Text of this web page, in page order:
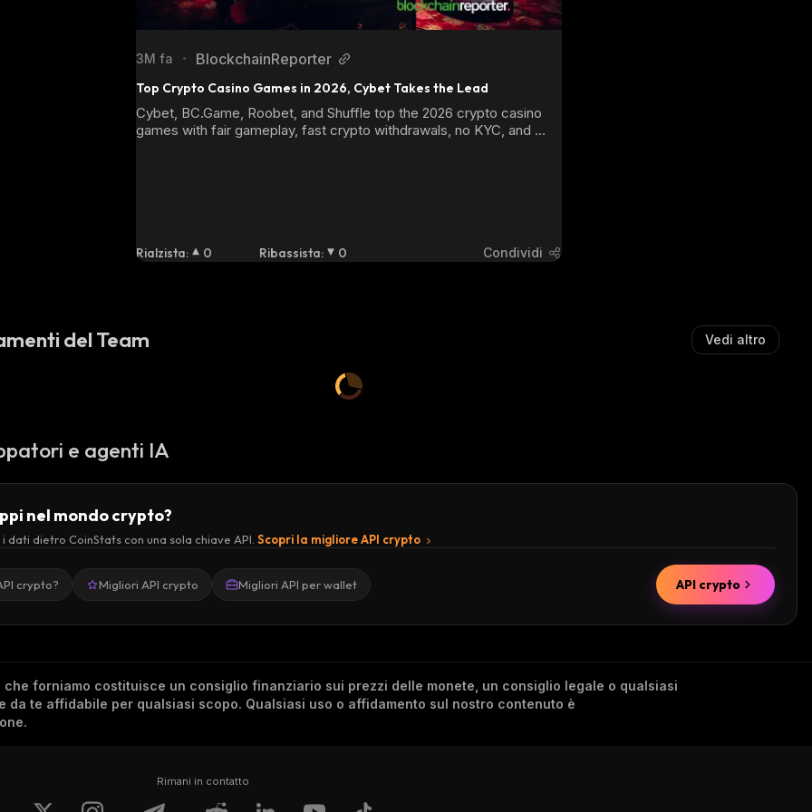
3M fa • BlockchainReporter
Top Crypto Casino Games in 2026, Cybet Takes the Lead
Cybet, BC.Game, Roobet, and Shuffle top the 2026 crypto casino
games with fair gameplay, fast crypto withdrawals, no KYC, and
Rialzista: 0 Ribassista: 0 Condividi
del Team Vedi altro
e agenti IA
nel mondo crypto?
dati dietro CoinStats con una sola chiave API. Scopri la migliore API crypto
crypto? Migliori API crypto Migliori API per wallet API crypto
forniamo costituisce un consiglio finanziario sui prezzi delle monete, un consiglio legale o qualsiasi
da te affidabile per qualsiasi scopo. Qualsiasi uso o affidamento sul nostro contenuto è
Rimani in contatto